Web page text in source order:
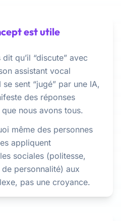
est utile
qu’il “discute” avec
assistant vocal
se sent “jugé” par une IA,
des réponses
nous avons tous.
même des personnes
appliquent
sociales (politesse,
personnalité) aux
pas une croyance.